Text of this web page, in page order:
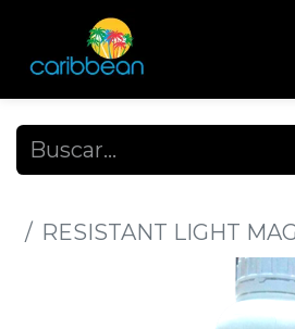
RESISTANT LIGHT